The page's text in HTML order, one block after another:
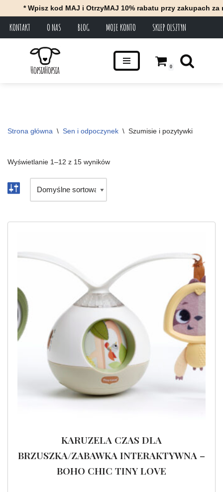
kod MAJ i OtrzyMAJ 10% rabatu przy zakupach za
KONTAKT O NAS BLOG MOJE KONTO SKLEP OLSZTYN
0
Strona główna \ Sen i odpoczynek \ Szumisie i pozytywki
Wyświetlanie 1–12 z 15 wyników
KARUZELA CZAS DLA
BRZUSZKA/ZABAWKA INTERAKTYWNA –
BOHO CHIC TINY LOVE